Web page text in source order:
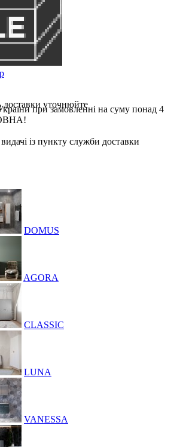
доставки уточнюйте
при замовленні на суму понад 4
із пункту служби доставки
DOMUS
AGORA
CLASSIC
LUNA
VANESSA